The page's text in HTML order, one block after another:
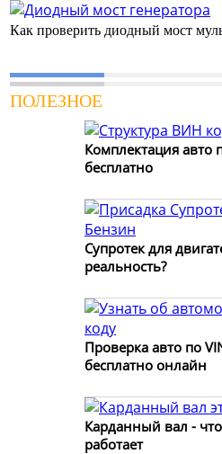
Как проверить диодный мост
ПОЛЕЗНОЕ
Комплектация авто
бесплатно
Супротек для
реальность?
Проверка авто по
бесплатно онлайн
Карданный вал -
работает